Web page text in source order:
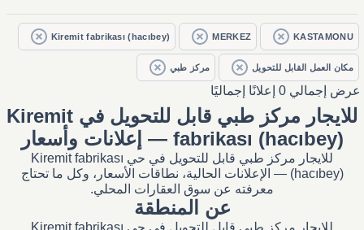
KASTAMONU
MERKEZ
Kiremit fabrikası (hacıbey)
مكان العمل القابل للتحويل مركز طبي
عرض إجمالي 0 إعلانًا إجماليًا
للايجار مركز طبي قابل للتحويل في Kiremit
fabrikası (hacıbey) — إعلانات وأسعار
للايجار مركز طبي قابل للتحويل في حي Kiremit fabrikası
(hacıbey) — الإعلانات الحالية، نطاقات الأسعار، وكل ما تحتاج
معرفته عن سوق العقارات المحلي.
عن المنطقة
للايجار مركز طبي قابل للتحويل في حي Kiremit fabrikası